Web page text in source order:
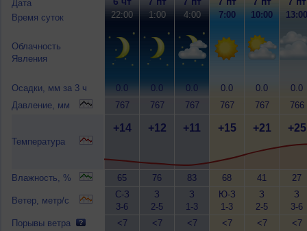
Дата
Время суток
Облачность
Явления
Осадки, мм за 3 ч
Давление, мм
Температура
Влажность, %
Ветер, метр/с
Порывы ветра
22:00
0.0
767
+14
65
С-З
3-6
<7
1:00
0.0
767
+12
76
З
2-5
<7
4:00
0.0
767
+11
83
З
1-3
<7
7:00
0.0
767
+15
68
Ю-З
1-3
<7
10:00
0.0
767
+21
41
З
2-5
<7
13:00
0.0
766
+25
27
З
3-6
<7